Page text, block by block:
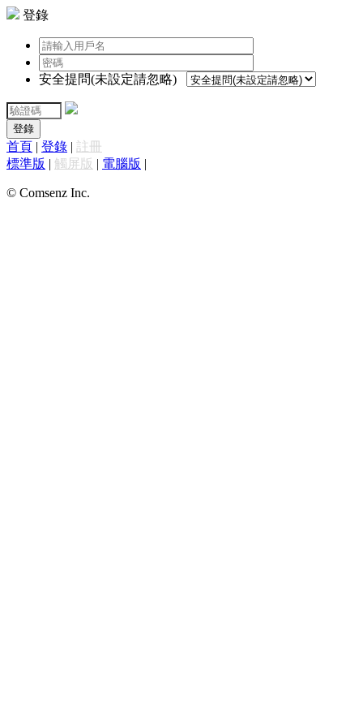
登錄
安全提問(未設定請忽略)
登錄
首頁 | 登錄 | 註冊
標準版 | 觸屏版 | 電腦版 |
© Comsenz Inc.